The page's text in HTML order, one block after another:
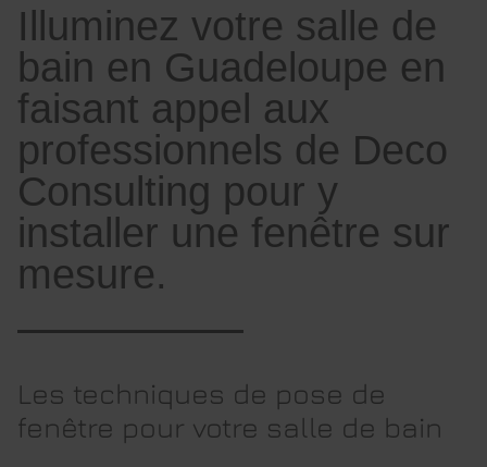
Illuminez votre salle de
bain en Guadeloupe en
faisant appel aux
professionnels de Deco
Consulting pour y
installer une fenêtre sur
mesure.
Les techniques de pose de
fenêtre pour votre salle de bain